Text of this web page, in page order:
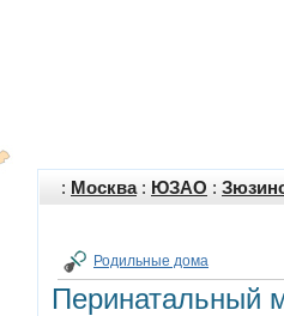
: Москва: ЮЗАО :
Родильные дома
Перинатальный